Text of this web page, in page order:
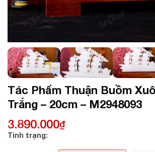
Tác Phẩm Thuận Buồm
Trắng – 20cm – M2948093
3.890.000₫
Tình trạng: